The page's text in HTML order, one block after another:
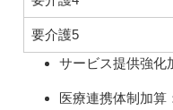
要介護5
サービス提供強化
医療連携体制加算